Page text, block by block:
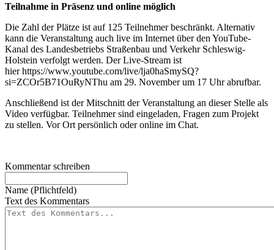
Teilnahme in Präsenz und online möglich
Die Zahl der Plätze ist auf 125 Teilnehmer beschränkt. Alternativ
kann die Veranstaltung auch live im Internet über den YouTube-
Kanal des Landesbetriebs Straßenbau und Verkehr Schleswig-
Holstein verfolgt werden. Der Live-Stream ist
hierhttps://www.youtube.com/live/lja0haSmySQ?
si=ZCOr5B71OuRyNThu am 29. November um 17 Uhr abrufbar.
Anschließend ist der Mitschnitt der Veranstaltung an dieser Stelle als
Video verfügbar. Teilnehmer sind eingeladen, Fragen zum Projekt
zu stellen. Vor Ort persönlich oder online im Chat.
Kommentar schreiben
Name (Pflichtfeld)
Text des Kommentars